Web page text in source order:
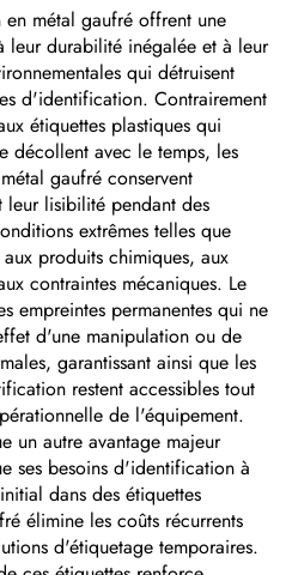
métal gaufré offrent une
leur durabilité inégalée et à leur
qui détruisent
d'identification. Contrairement
étiquettes plastiques qui
décollent avec le temps, les
gaufré conservent
leur lisibilité pendant des
extrêmes telles que
produits chimiques, aux
contraintes mécaniques. Le
empreintes permanentes qui ne
d'une manipulation ou de
garantissant ainsi que les
restent accessibles tout
de l'équipement.
un autre avantage majeur
ses besoins d'identification à
dans des étiquettes
élimine les coûts récurrents
d'étiquetage temporaires.